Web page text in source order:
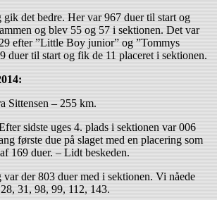
det bedre. Her var 967 duer til start og
og blev 55 og 57 i sektionen. Det var
efter ”Little Boy junior” og ”Tommys
duer til start og fik de 11 placeret i sektionen.
Sittensen – 255 km.
sidste uges 4. plads i sektionen var 006
første due på slaget med en placering som
169 duer. – Lidt beskeden.
der 803 duer med i sektionen. Vi nåede
31, 98, 99, 112, 143.